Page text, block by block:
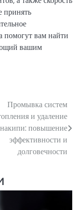
принять
помогут вам найти
вашим
Промывка систем
и удаление
накипи: повышение
эффективности и
долговечности